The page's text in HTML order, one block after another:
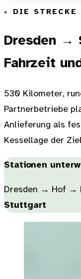
DIE STRECKE
Dresden →
Fahrzeit
530 Kilometer,
Partnerbetriebe
Anlieferung als
Kessellage der
Stationen
Dresden → Hof →
Stuttgart